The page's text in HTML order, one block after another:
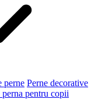
perne Perne decorative
perna pentru copii